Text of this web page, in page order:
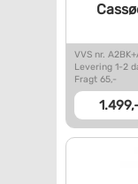
VVS nr.
Levering 1-2
Fragt 65,-